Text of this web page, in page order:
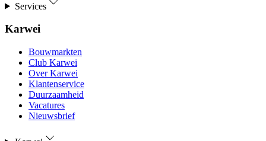
Services
Karwei
Bouwmarkten
Club Karwei
Over Karwei
Klantenservice
Duurzaamheid
Vacatures
Nieuwsbrief